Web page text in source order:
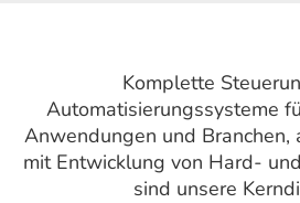
Komplette
Automatisierungssysteme
Anwendungen und
mit Entwicklung von Hard-
sind unsere